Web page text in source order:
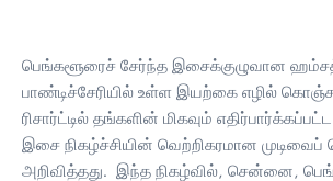
பெங்களூரைச் சேர்ந்த இசைக்குழுவான
பாண்டிச்சேரியில் உள்ள இயற்கை எழில்
ரிசார்ட்டில் தங்களின் மிகவும்
இசை நிகழ்ச்சியின் வெற்றிகரமான முடிவைப்
அறிவித்தது. இந்த நிகழ்வில், சென்னை,